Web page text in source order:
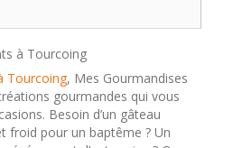
à Tourcoing
Tourcoing, Mes Gourmandises
gourmandes qui vous
Besoin d’un gâteau
froid pour un baptême ? Un